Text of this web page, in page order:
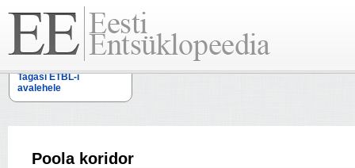
Tagasi ETBL-i
avalehele
Poola koridor